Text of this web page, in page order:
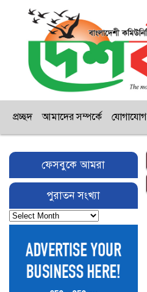
প্রচ্ছদ আমাদের সম্পর্কে যোগাযোগ
ফেসবুকে আমরা
পুরাতন সংখ্যা
পুরাতন
সংখ্যা